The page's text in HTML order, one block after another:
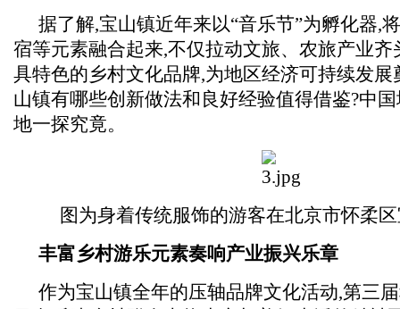
据了解,宝山镇近年来以“音乐节”为孵化器,
宿等元素融合起来,不仅拉动文旅、农旅产业齐
具特色的乡村文化品牌,为地区经济可持续发
山镇有哪些创新做法和良好经验值得借鉴?中
地一探究竟。
图为身着传统服饰的游客在北京市怀柔
丰富乡村游乐元素奏响产业振兴乐章
作为宝山镇全年的压轴品牌文化活动,第三